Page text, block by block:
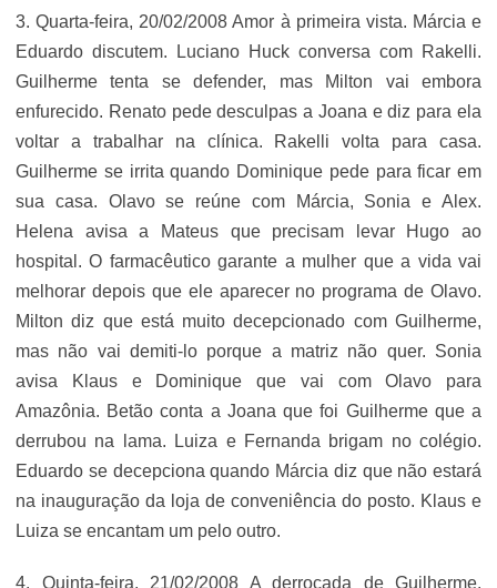
3. Quarta-feira, 20/02/2008 Amor à primeira vista. Márcia e
Eduardo discutem. Luciano Huck conversa com Rakelli.
Guilherme tenta se defender, mas Milton vai embora
enfurecido. Renato pede desculpas a Joana e diz para ela
voltar a trabalhar na clínica. Rakelli volta para casa.
Guilherme se irrita quando Dominique pede para ficar em
sua casa. Olavo se reúne com Márcia, Sonia e Alex.
Helena avisa a Mateus que precisam levar Hugo ao
hospital. O farmacêutico garante a mulher que a vida vai
melhorar depois que ele aparecer no programa de Olavo.
Milton diz que está muito decepcionado com Guilherme,
mas não vai demiti-lo porque a matriz não quer. Sonia
avisa Klaus e Dominique que vai com Olavo para
Amazônia. Betão conta a Joana que foi Guilherme que a
derrubou na lama. Luiza e Fernanda brigam no colégio.
Eduardo se decepciona quando Márcia diz que não estará
na inauguração da loja de conveniência do posto. Klaus e
Luiza se encantam um pelo outro.
4. Quinta-feira, 21/02/2008 A derrocada de Guilherme.